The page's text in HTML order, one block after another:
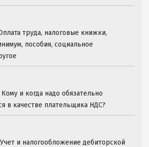
труда, налоговые книжки,
пособия, социальное
и когда надо обязательно
в качестве плательщика НДС?
и налогообложение дебиторской